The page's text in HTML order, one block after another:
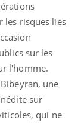
les risques liés
sur les
l'homme.
une
sur
qui ne